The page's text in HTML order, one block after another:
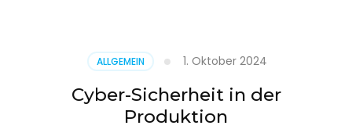
seinen
Lagebericht
zur
ALLGEMEIN 1. Oktober 2024
Cyber-Sicherheit in der
Produktion